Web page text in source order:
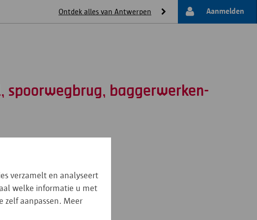
Aanmelden
Ontdek alles van Antwerpen
spoorwegbrug, baggerwerken-
verzamelt en analyseert
welke informatie u met
zelf aanpassen. Meer